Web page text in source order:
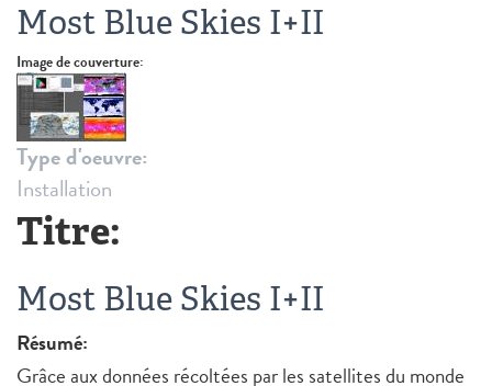
Most Blue Skies I+II
Image de couverture:
Type d'oeuvre:
Installation
Titre:
Most Blue Skies I+II
Résumé:
Grâce aux données récoltées par les satellites du monde